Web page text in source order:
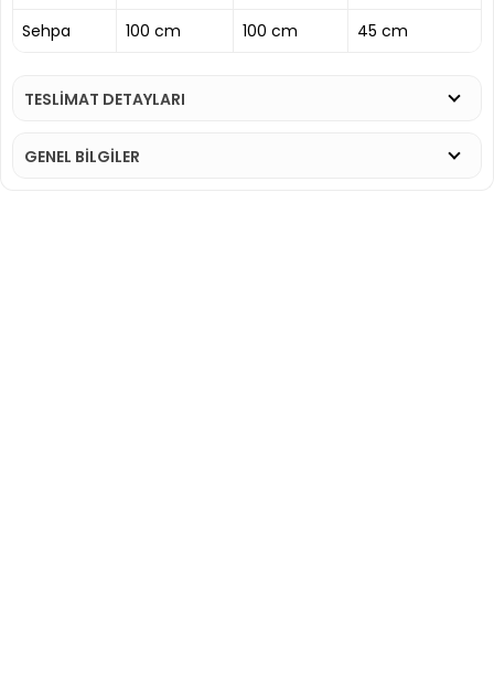
Sehpa
100 cm 100 cm 45 cm
TESLİMAT DETAYLARI
GENEL BİLGİLER